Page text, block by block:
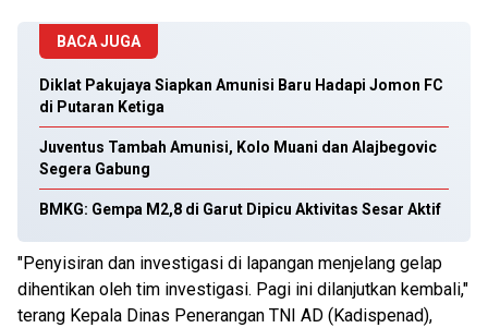
BACA JUGA
Diklat Pakujaya Siapkan Amunisi Baru Hadapi Jomon FC
di Putaran Ketiga
Juventus Tambah Amunisi, Kolo Muani dan Alajbegovic
Segera Gabung
BMKG: Gempa M2,8 di Garut Dipicu Aktivitas Sesar Aktif
"Penyisiran dan investigasi di lapangan menjelang gelap
dihentikan oleh tim investigasi. Pagi ini dilanjutkan kembali,"
terang Kepala Dinas Penerangan TNI AD (Kadispenad),